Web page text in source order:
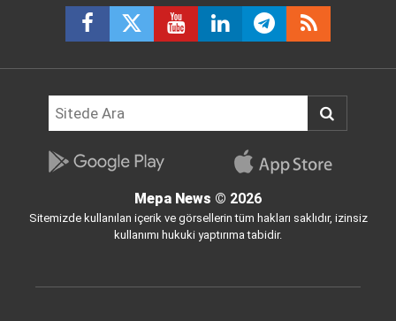
Mepa News © 2026
Sitemizde kullanılan içerik ve görsellerin tüm hakları saklıdır, izinsiz
kullanımı hukuki yaptırıma tabidir.